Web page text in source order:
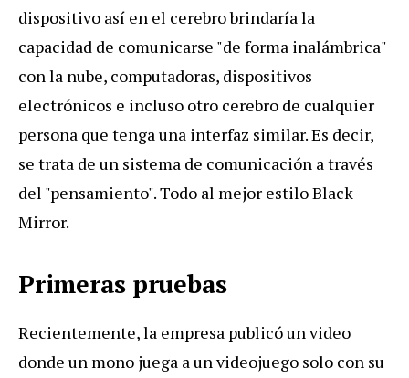
dispositivo así en el cerebro brindaría la
capacidad de comunicarse "de forma inalámbrica"
con la nube, computadoras, dispositivos
electrónicos e incluso otro cerebro de cualquier
persona que tenga una interfaz similar. Es decir,
se trata de un sistema de comunicación a través
del "pensamiento". Todo al mejor estilo Black
Mirror.
Primeras pruebas
Recientemente, la empresa publicó un video
donde un mono juega a un videojuego solo con su